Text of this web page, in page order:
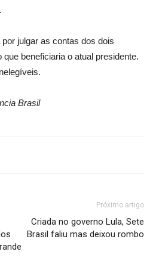
julgar as contas dos dois
beneficiaria o atual presidente.
Brasil
Próximo artigo
Criada no governo Lula, Sete
Brasil faliu mas deixou rombo